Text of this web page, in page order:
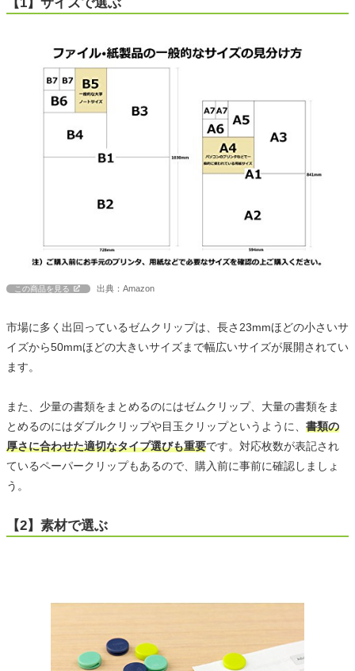
【1】サイズで選ぶ
この商品を見る 出典：Amazon
市場に多く出回っているゼムクリップは、長さ23mmほどの小さいサ
イズから50mmほどの大きいサイズまで幅広いサイズが展開されてい
ます。
また、少量の書類をまとめるのにはゼムクリップ、大量の書類をま
とめるのにはダブルクリップや目玉クリップというように、 書類の
厚さに合わせた適切なタイプ選びも重要です。対応枚数が表記され
ているペーパークリップもあるので、購入前に事前に確認しましょ
う。
【2】素材で選ぶ